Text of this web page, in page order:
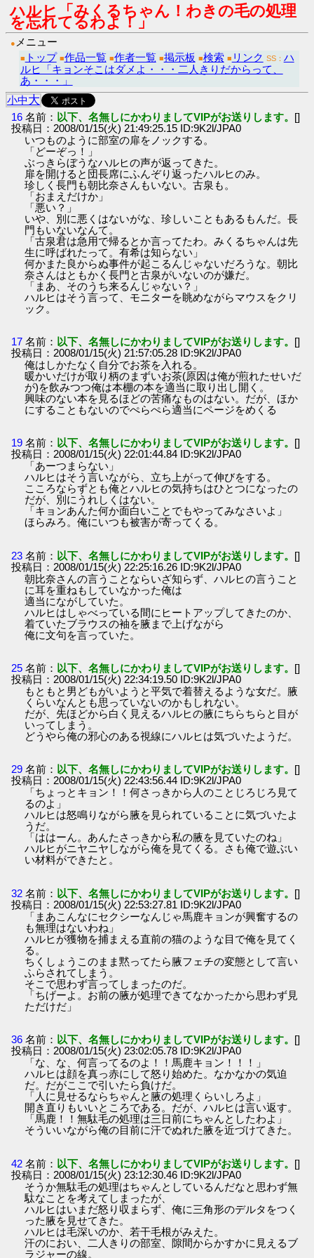
ハルヒ「みくるちゃん！わきの毛の処理
を忘れてるわよ！」
● メニュー
■ トップ ■作品一覧 ■作者一覧 ■掲示板 ■検索 ■ リンク SS： ハ
ルヒ「キョンそこはダメよ・・・二人きりだからって、
あ・・・」
小中大
16 名前： 以下、名無しにかわりましてVIPがお送りします。 []
投稿日：2008/01/15(火) 21:49:25.15 ID:9K2l/JPA0
いつものように部室の扉をノックする。
「どーぞっ！」
ぶっきらぼうなハルヒの声が返ってきた。
扉を開けると団長席にふんぞり返ったハルヒのみ。
珍しく長門も朝比奈さんもいない。古泉も。
「おまえだけか」
「悪い？」
いや、別に悪くはないがな、珍しいこともあるもんだ。長
門もいないなんて。
「古泉君は急用で帰るとか言ってたわ。みくるちゃんは先
生に呼ばれたって。有希は知らない」
何かまた良からぬ事件が起こるんじゃないだろうな。朝比
奈さんはともかく長門と古泉がいないのが嫌だ。
「まあ、そのうち来るんじゃない？」
ハルヒはそう言って、モニターを眺めながらマウスをクリ
ック。
17 名前： 以下、名無しにかわりましてVIPがお送りします。 []
投稿日：2008/01/15(火) 21:57:05.28 ID:9K2l/JPA0
俺はしかたなく自分でお茶を入れる。
暖かいだけが取り柄のまずいお茶(原因は俺が煎れたせいだ
が)を飲みつつ俺は本棚の本を適当に取り出し開く。
興味のない本を見るほどの苦痛なものはない。だが、ほか
にすることもないのでぺらぺら適当にページをめくる
19 名前： 以下、名無しにかわりましてVIPがお送りします。 []
投稿日：2008/01/15(火) 22:01:44.84 ID:9K2l/JPA0
「あーつまらない」
ハルヒはそう言いながら、立ち上がって伸びをする。
こころならずとも俺とハルヒの気持ちはひとつになったの
だが、別にうれしくはない。
「キョンあんた何か面白いことでもやってみなさいよ」
ほらみろ。俺にいつも被害が寄ってくる。
23 名前： 以下、名無しにかわりましてVIPがお送りします。 []
投稿日：2008/01/15(火) 22:25:16.26 ID:9K2l/JPA0
朝比奈さんの言うことならいざ知らず、ハルヒの言うこと
に耳を重ねもしていなかった俺は
適当にながしていた。
ハルヒはしゃべっている間にヒートアップしてきたのか、
着ていたブラウスの袖を腋まで上げながら
俺に文句を言っていた。
25 名前： 以下、名無しにかわりましてVIPがお送りします。 []
投稿日：2008/01/15(火) 22:34:19.50 ID:9K2l/JPA0
もともと男どもがいようと平気で着替えるような女だ。腋
くらいなんとも思っていないのかもしれない。
だが、先ほどから白く見えるハルヒの腋にちらちらと目が
いってしまう。
どうやら俺の邪心のある視線にハルヒは気づいたようだ。
29 名前： 以下、名無しにかわりましてVIPがお送りします。 []
投稿日：2008/01/15(火) 22:43:56.44 ID:9K2l/JPA0
「ちょっとキョン！！何さっきから人のことじろじろ見て
るのよ」
ハルヒは怒鳴りながら腋を見られていることに気づいたよ
うだ。
「ははーん。あんたさっきから私の腋を見ていたのね」
ハルヒがニヤニヤしながら俺を見てくる。さも俺で遊ぶい
い材料ができたと。
32 名前： 以下、名無しにかわりましてVIPがお送りします。 []
投稿日：2008/01/15(火) 22:53:27.81 ID:9K2l/JPA0
「まあこんなにセクシーなんじゃ馬鹿キョンが興奮するの
も無理はないわね」
ハルヒが獲物を捕まえる直前の猫のような目で俺を見てく
る。
ちくしょうこのまま黙ってたら腋フェチの変態として言い
ふらされてしまう。
そこで思わず言ってしまったのだ。
「ちげーよ。お前の腋が処理できてなかったから思わず見
ただけだ」
36 名前： 以下、名無しにかわりましてVIPがお送りします。 []
投稿日：2008/01/15(火) 23:02:05.78 ID:9K2l/JPA0
「な、な、何言ってるのよ！！馬鹿キョン！！！」
ハルヒは顔を真っ赤にして怒り始めた。なかなかの気迫
だ。だがここで引いたら負けだ。
「人に見せるならちゃんと腋の処理くらいしろよ」
開き直りもいいところである。だが、ハルヒは言い返す。
「馬鹿！！無駄毛の処理は三日前にちゃんとしたわよ」
そういいながら俺の目前に汗でぬれた腋を近づけてきた。
42 名前： 以下、名無しにかわりましてVIPがお送りします。 []
投稿日：2008/01/15(火) 23:12:30.46 ID:9K2l/JPA0
そうか無駄毛の処理はちゃんとしているんだなと思わず無
駄なことを考えてしまったが、
ハルヒはいまだ怒り収まらず、俺に三角形のデルタをつく
った腋を見せてきた。
ハルヒは毛深いのか、若干毛根がみえた。
汗のにおい、二人きりの部室、隙間からかすかに見えるブ
ラジャーの線。